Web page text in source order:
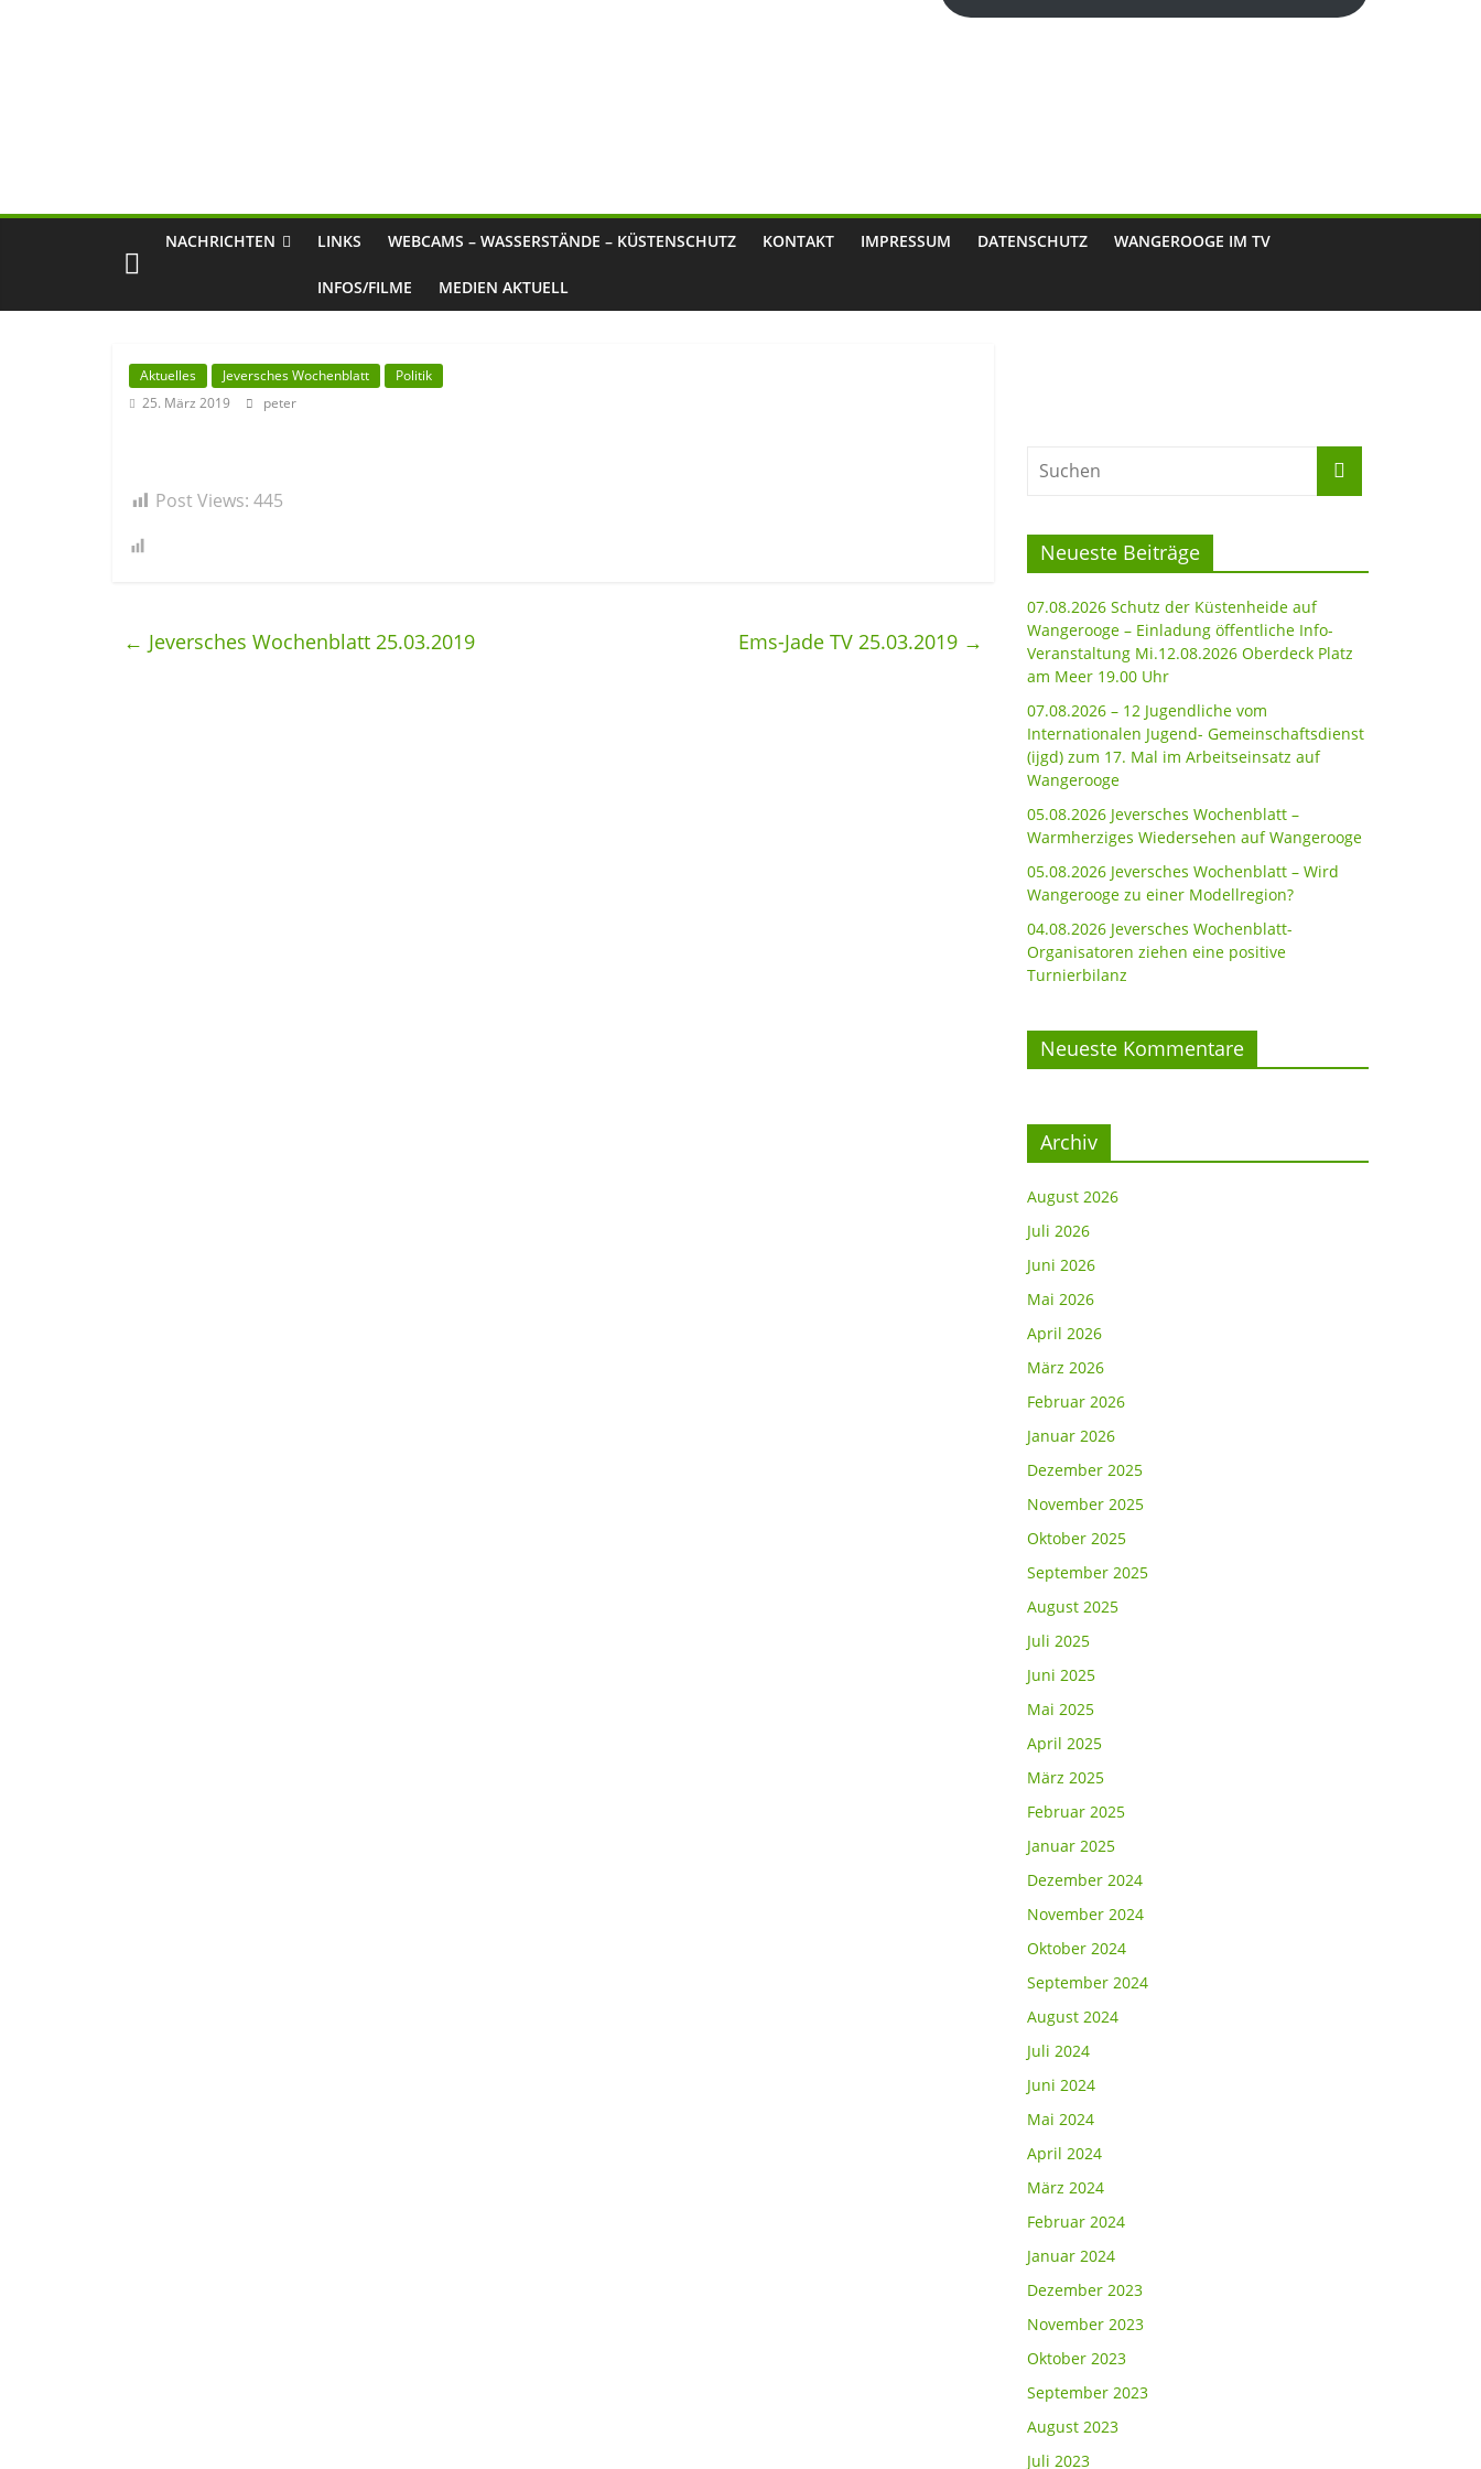
NACHRICHTEN LINKS WEBCAMS – WASSERSTÄNDE – KÜSTENSCHUTZ KONTAKT IMPRESSUM DATENSCHUTZ WANGEROOGE IM TV
INFOS/FILME MEDIEN AKTUELL
Aktuelles Jeversches Wochenblatt
Politik
25. März 2019
peter
Post Views: 445
← Jeversches Wochenblatt 25.03.2019 Ems-Jade TV 25.03.2019 →
Neueste Beiträge
07.08.2026 Schutz der Küstenheide auf
Wangerooge – Einladung öffentliche Info-
Veranstaltung Mi.12.08.2026 Oberdeck Platz
am Meer 19.00 Uhr
07.08.2026 – 12 Jugendliche vom
Internationalen Jugend- Gemeinschaftsdienst
(ijgd) zum 17. Mal im Arbeitseinsatz auf
Wangerooge
05.08.2026 Jeversches Wochenblatt –
Warmherziges Wiedersehen auf Wangerooge
05.08.2026 Jeversches Wochenblatt – Wird
Wangerooge zu einer Modellregion?
04.08.2026 Jeversches Wochenblatt-
Organisatoren ziehen eine positive
Turnierbilanz
Neueste Kommentare
Archiv
August 2026
Juli 2026
Juni 2026
Mai 2026
April 2026
März 2026
Februar 2026
Januar 2026
Dezember 2025
November 2025
Oktober 2025
September 2025
August 2025
Juli 2025
Juni 2025
Mai 2025
April 2025
März 2025
Februar 2025
Januar 2025
Dezember 2024
November 2024
Oktober 2024
September 2024
August 2024
Juli 2024
Juni 2024
Mai 2024
April 2024
März 2024
Februar 2024
Januar 2024
Dezember 2023
November 2023
Oktober 2023
September 2023
August 2023
Juli 2023